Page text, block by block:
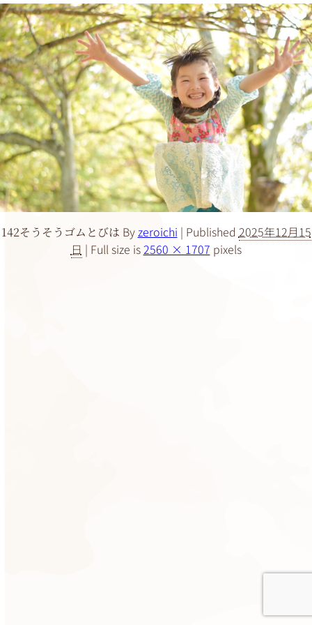
142そうそうゴムとびは By zeroichi | Published 2025年12月15
日 | Full size is2560 × 1707 pixels